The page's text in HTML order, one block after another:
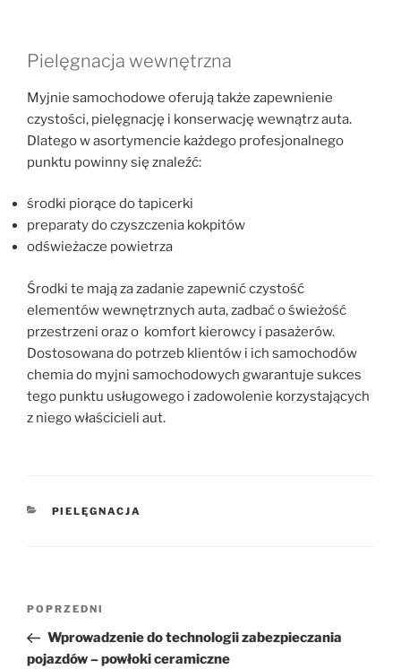
Pielęgnacja wewnętrzna
Myjnie samochodowe oferują także zapewnienie
czystości, pielęgnację i konserwację wewnątrz auta.
Dlatego w asortymencie każdego profesjonalnego
punktu powinny się znaleźć:
środki piorące do tapicerki
preparaty do czyszczenia kokpitów
odświeżacze powietrza
Środki te mają za zadanie zapewnić czystość
elementów wewnętrznych auta, zadbać o świeżość
przestrzeni oraz o komfort kierowcy i pasażerów.
Dostosowana do potrzeb klientów i ich samochodów
chemia do myjni samochodowych gwarantuje sukces
tego punktu usługowego i zadowolenie korzystających
z niego właścicieli aut.
KATEGORIE
PIELĘGNACJA
Nawigacja
Poprzedni
wpis
POPRZEDNI
Wprowadzenie do technologii zabezpieczania
pojazdów – powłoki ceramiczne